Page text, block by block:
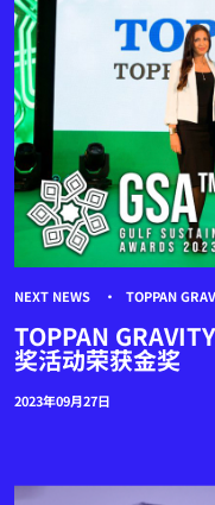
NEXT NEWS TOPPAN
TOPPAN
奖活动荣获金奖
2023年09月27日